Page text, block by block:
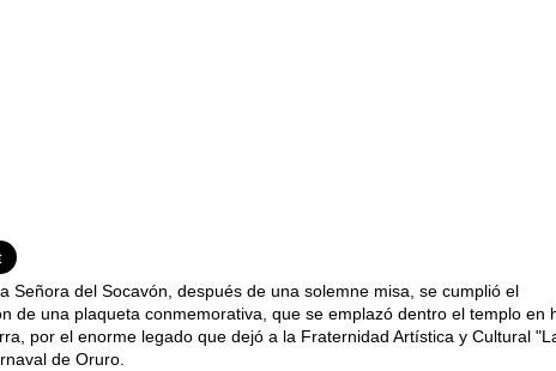
Señora del Socavón, después de una solemne misa, se cumplió el
de una plaqueta conmemorativa, que se emplazó dentro el templo en
por el enorme legado que dejó a la Fraternidad Artística y Cultural
de Oruro.